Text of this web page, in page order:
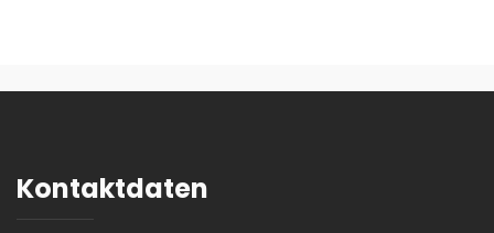
Kontaktdaten